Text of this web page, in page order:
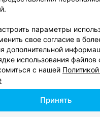
параметры
свое согласие в
дополнительной
использования файлов
с нашей
Принять